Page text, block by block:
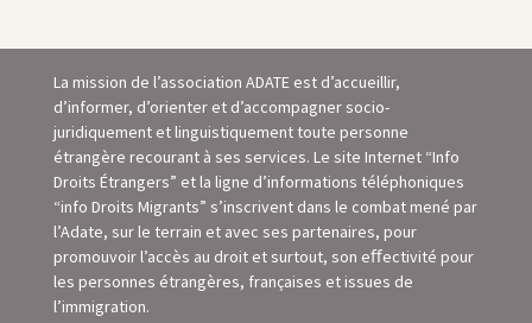
La mission de l’association ADATE est d’accueillir,
d’informer, d’orienter et d’accompagner socio-
juridiquement et linguistiquement toute personne
étrangère recourant à ses services. Le site Internet “Info
Droits Étrangers” et la ligne d’informations téléphoniques
“info Droits Migrants” s’inscrivent dans le combat mené par
l’Adate, sur le terrain et avec ses partenaires, pour
promouvoir l’accès au droit et surtout, son eﬀectivité pour
les personnes étrangères, françaises et issues de
l’immigration.